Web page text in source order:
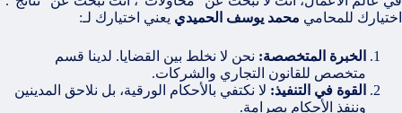
اختيارك للمحامي محمد يوسف الحميدي يعني اختيارك لـ:
الخبرة المتخصصة: نحن لا نخلط بين القضايا. لدينا قسم
متخصص للقانون التجاري والشركات.
القوة في التنفيذ: لا نكتفي بالأحكام الورقية، بل نلاحق المدينين
وننفذ الأحكام بصرامة.